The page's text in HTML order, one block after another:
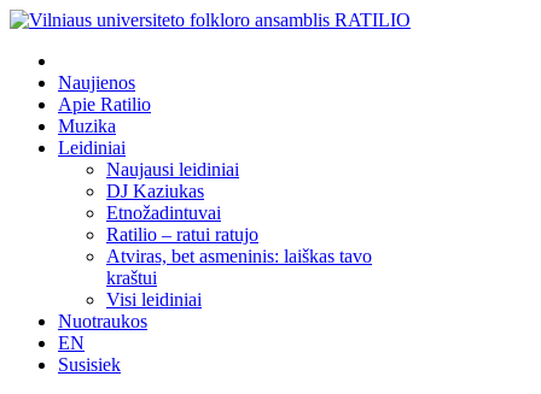
Naujienos
Apie Ratilio
Muzika
Leidiniai
Naujausi leidiniai
DJ Kaziukas
Etnožadintuvai
Ratilio – ratui ratujo
Atviras, bet asmeninis: laiškas tavo
kraštui
Visi leidiniai
Nuotraukos
EN
Susisiek